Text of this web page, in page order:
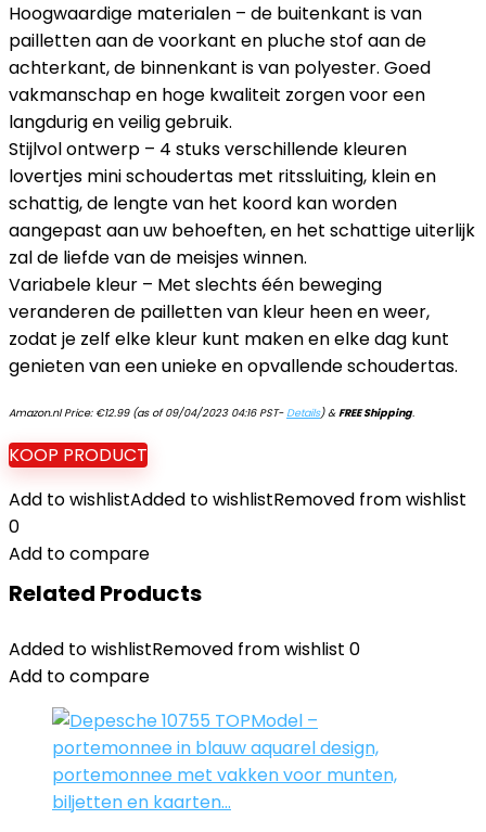
Hoogwaardige materialen – de buitenkant is van
pailletten aan de voorkant en pluche stof aan de
achterkant, de binnenkant is van polyester. Goed
vakmanschap en hoge kwaliteit zorgen voor een
langdurig en veilig gebruik.
Stijlvol ontwerp – 4 stuks verschillende kleuren
lovertjes mini schoudertas met ritssluiting, klein en
schattig, de lengte van het koord kan worden
aangepast aan uw behoeften, en het schattige uiterlijk
zal de liefde van de meisjes winnen.
Variabele kleur – Met slechts één beweging
veranderen de pailletten van kleur heen en weer,
zodat je zelf elke kleur kunt maken en elke dag kunt
genieten van een unieke en opvallende schoudertas.
Amazon.nl Price: €12.99(as of 09/04/2023 04:16 PST-Details)&FREE Shipping.
KOOP PRODUCT
Add to wishlistAdded to wishlistRemoved from wishlist
0
Add to compare
Related Products
Added to wishlistRemoved from wishlist 0
Add to compare